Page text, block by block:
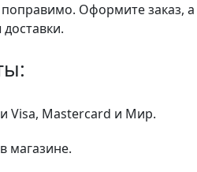
Оформите заказ, а
Visa, Mastercard и Мир.
магазине.